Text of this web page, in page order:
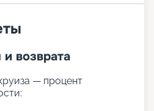
возврата
— процент